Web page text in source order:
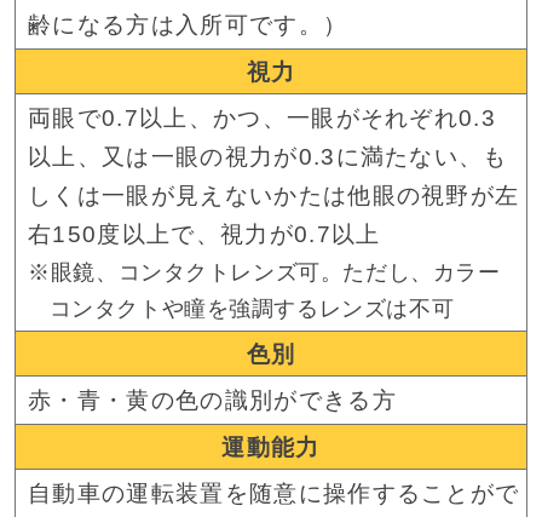
齢になる方は入所可です。）
視力
両眼で0.7以上、かつ、一眼がそれぞれ0.3
以上、又は一眼の視力が0.3に満たない、も
しくは一眼が 見えないかたは他眼の視野が左
右150度以上で、視力が0.7以上
※ 眼鏡、コンタクトレンズ可。ただし、カラー
コンタクトや瞳を強調するレンズは不可
色別
赤・青・黄の色の識別ができる方
運動能力
自動車の運転装置を随意に操作することがで